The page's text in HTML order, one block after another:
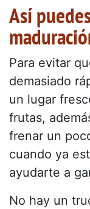
Así
Para evitar
demasiado
un lugar
frutas,
frenar un
cuando ya
ayudarte a
No hay un